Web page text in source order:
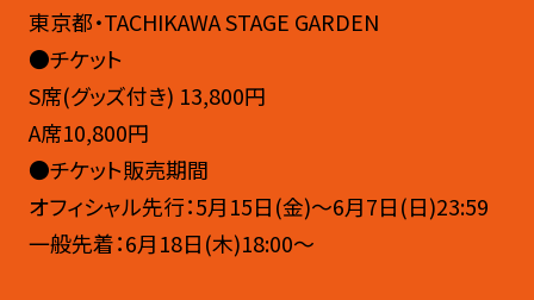
東京都・TACHIKAWA STAGE GARDEN
●チケット
S席(グッズ付き) 13,800円
A席10,800円
●チケット販売期間
オフィシャル先行：5月15日(金)〜6月7日(日)23:59
一般先着：6月18日(木)18:00〜